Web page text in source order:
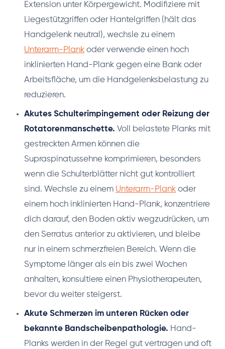
Extension unter Körpergewicht. Modifiziere mit
Liegestützgriffen oder Hantelgriffen (hält das
Handgelenk neutral), wechsle zu einem
Unterarm-Plank oder verwende einen hoch
inklinierten Hand-Plank gegen eine Bank oder
Arbeitsfläche, um die Handgelenksbelastung zu
reduzieren.
Akutes Schulterimpingement oder Reizung der
Rotatorenmanschette. Voll belastete Planks mit
gestreckten Armen können die
Supraspinatussehne komprimieren, besonders
wenn die Schulterblätter nicht gut kontrolliert
sind. Wechsle zu einem Unterarm-Plank oder
einem hoch inklinierten Hand-Plank, konzentriere
dich darauf, den Boden aktiv wegzudrücken, um
den Serratus anterior zu aktivieren, und bleibe
nur in einem schmerzfreien Bereich. Wenn die
Symptome länger als ein bis zwei Wochen
anhalten, konsultiere einen Physiotherapeuten,
bevor du weiter steigerst.
Akute Schmerzen im unteren Rücken oder
bekannte Bandscheibenpathologie. Hand-
Planks werden in der Regel gut vertragen und oft